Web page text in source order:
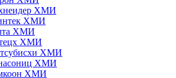
ХМИ
ХМИ
ХМИ
ХМИ
ХМИ
ХМИ
ХМИ